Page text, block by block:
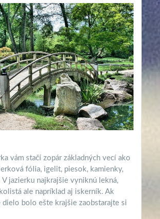
vám stačí zopár základných vecí ako
fólia, igelit, piesok, kamienky,
jazierku najkrajšie vyniknú lekná,
ale napríklad aj iskerník. Ak
dielo bolo ešte krajšie zaobstarajte si